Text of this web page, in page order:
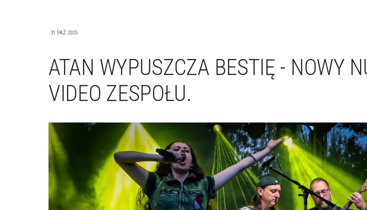
31 PAŹ 2025
ATAN WYPUSZCZA BESTIĘ - NOWY
VIDEO ZESPOŁU.